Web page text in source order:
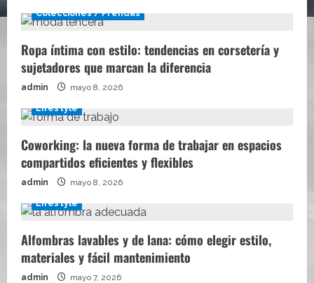
Colecciones / Prendas
Ropa íntima con estilo: tendencias en corsetería y
sujetadores que marcan la diferencia
admin mayo 8, 2026
Lifestyle
Coworking: la nueva forma de trabajar en espacios
compartidos eficientes y flexibles
admin mayo 8, 2026
Lifestyle
Alfombras lavables y de lana: cómo elegir estilo,
materiales y fácil mantenimiento
admin mayo 7, 2026